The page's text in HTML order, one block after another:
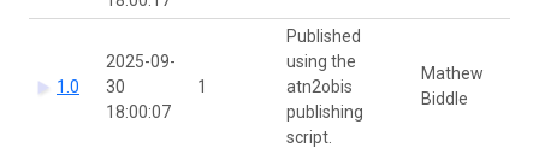
1.0
2025-09-
30
18:00:07
1
Published
using the
atn2obis
publishing
script.
Mathew
Biddle